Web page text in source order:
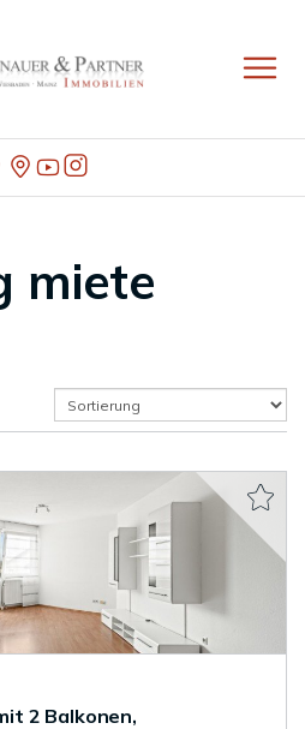
miete
2 Balkonen,